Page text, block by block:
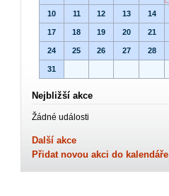
10 11 12 13 14
17 18 19 20 21
24 25 26 27 28
31
Nejbližší akce
Žádné události
Další akce
Přidat novou akci do kalendáře